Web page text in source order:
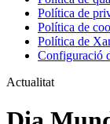
Política de
Política de
Política de
Configuració
Actualitat